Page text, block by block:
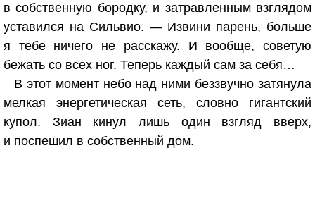
в собственную бородку, и затравленным взглядом
уставился на Сильвио. — Извини парень, больше
я тебе ничего не расскажу. И вообще, советую
бежать со всех ног. Теперь каждый сам за себя…
В этот момент небо над ними беззвучно затянула
мелкая энергетическая сеть, словно гигантский
купол. Зиан кинул лишь один взгляд вверх,
и поспешил в собственный дом.